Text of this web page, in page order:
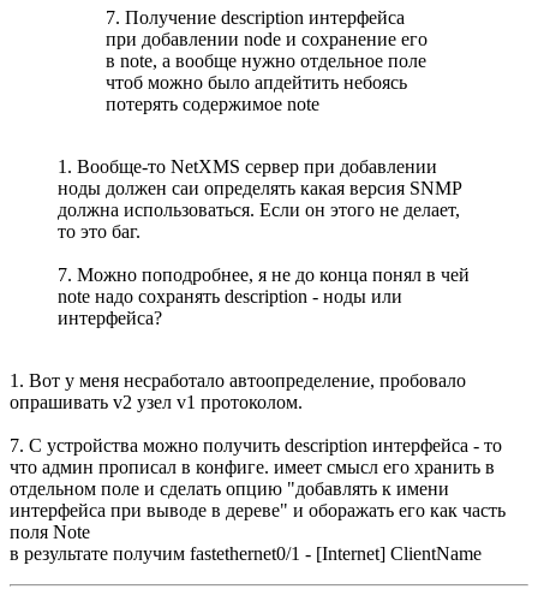
7. Получение description интерфейса
при добавлении node и сохранение его
в note, а вообще нужно отдельное поле
чтоб можно было апдейтить небоясь
потерять содержимое note
1. Вообще-то NetXMS сервер при добавлении
ноды должен саи определять какая версия SNMP
должна использоваться. Если он этого не делает,
то это баг.
7. Можно поподробнее, я не до конца понял в чей
note надо сохранять description - ноды или
интерфейса?
1. Вот у меня несработало автоопределение, пробовало
опрашивать v2 узел v1 протоколом.
7. С устройства можно получить description интерфейса - то
что админ прописал в конфиге. имеет смысл его хранить в
отдельном поле и сделать опцию "добавлять к имени
интерфейса при выводе в дереве" и оборажать его как часть
поля Note
в результате получим fastethernet0/1 - [Internet] ClientName